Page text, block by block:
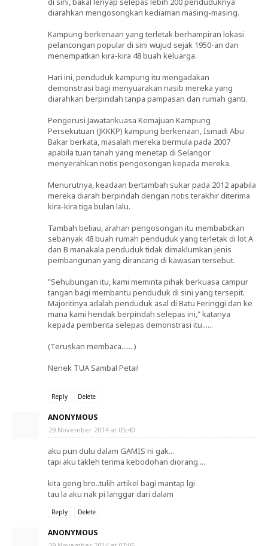
diarahkan mengosongkan kediaman masing-masing.
Kampung berkenaan yang terletak berhampiran lokasi
pelancongan popular di sini wujud sejak 1950-an dan
menempatkan kira-kira 48 buah keluarga.
Hari ini, penduduk kampung itu mengadakan
demonstrasi bagi menyuarakan nasib mereka yang
diarahkan berpindah tanpa pampasan dan rumah ganti.
Pengerusi Jawatankuasa Kemajuan Kampung
Persekutuan (JKKKP) kampung berkenaan, Ismadi Abu
Bakar berkata, masalah mereka bermula pada 2007
apabila tuan tanah yang menetap di Selangor
menyerahkan notis pengosongan kepada mereka.
Menurutnya, keadaan bertambah sukar pada 2012 apabila
mereka diarah berpindah dengan notis terakhir diterima
kira-kira tiga bulan lalu.
Tambah beliau, arahan pengosongan itu membabitkan
sebanyak 48 buah rumah penduduk yang terletak di lot A
dan B manakala penduduk tidak dimaklumkan jenis
pembangunan yang dirancang di kawasan tersebut.
"Sehubungan itu, kami meminta pihak berkuasa campur
tangan bagi membantu penduduk di sini yang tersepit.
Majoritinya adalah penduduk asal di Batu Feringgi dan ke
mana kami hendak berpindah selepas ini," katanya
kepada pemberita selepas demonstrasi itu......
(Teruskan membaca.......)
Nenek TUA Sambal Petai!
Reply Delete
ANONYMOUS
29 November 2014 at 05:40
aku pun dulu dalam GAMIS ni gak...
tapi aku takleh terima kebodohan diorang....
kita geng bro..tulih artikel bagi mantap lgi
tau la aku nak pi langgar dari dalam
Reply Delete
ANONYMOUS